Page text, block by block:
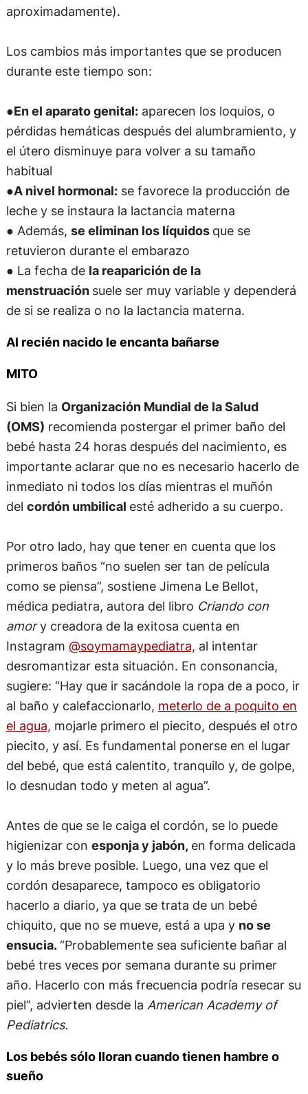
aproximadamente).
Los cambios más importantes que se producen
durante este tiempo son:
●En el aparato genital:aparecen los loquios, o
pérdidas hemáticas después del alumbramiento, y
el útero disminuye para volver a su tamaño
habitual
●A nivel hormonal:se favorece la producción de
leche y se instaura la lactancia materna
● Además, se eliminan los líquidos que se
retuvieron durante el embarazo
● La fecha de la reaparición de la
menstruación suele ser muy variable y dependerá
de si se realiza o no la lactancia materna.
Al recién nacido le encanta bañarse
MITO
Si bien la Organización Mundial de la Salud
(OMS) recomienda postergar el primer baño del
bebé hasta 24 horas después del nacimiento, es
importante aclarar que no es necesario hacerlo de
inmediato ni todos los días mientras el muñón
del cordón umbilical esté adherido a su cuerpo.
Por otro lado, hay que tener en cuenta que los
primeros baños “no suelen ser tan de película
como se piensa”, sostiene Jimena Le Bellot,
médica pediatra, autora del libro Criando con
amory creadora de la exitosa cuenta en
Instagram @soymamaypediatra, al intentar
desromantizar esta situación. En consonancia,
sugiere: “Hay que ir sacándole la ropa de a poco, ir
al baño y calefaccionarlo, meterlo de a poquito en
el agua, mojarle primero el piecito, después el otro
piecito, y así. Es fundamental ponerse en el lugar
del bebé, que está calentito, tranquilo y, de golpe,
lo desnudan todo y meten al agua”.
Antes de que se le caiga el cordón, se lo puede
higienizar con esponja y jabón, en forma delicada
y lo más breve posible. Luego, una vez que el
cordón desaparece, tampoco es obligatorio
hacerlo a diario, ya que se trata de un bebé
chiquito, que no se mueve, está a upa y no se
ensucia.“Probablemente sea suficiente bañar al
bebé tres veces por semana durante su primer
año. Hacerlo con más frecuencia podría resecar su
piel”, advierten desde la American Academy of
Pediatrics.
Los bebés sólo lloran cuando tienen hambre o
sueño